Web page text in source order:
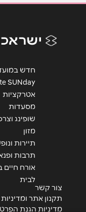
אנא חזרו אלי
הודעה*
חדש
SUNday
אטרקציות
מסעדות
שופינג
מזון
תיירות
תרבות
אורח חיים
לבית
צור קשר
תקנון אתר
מדיניות הגנת